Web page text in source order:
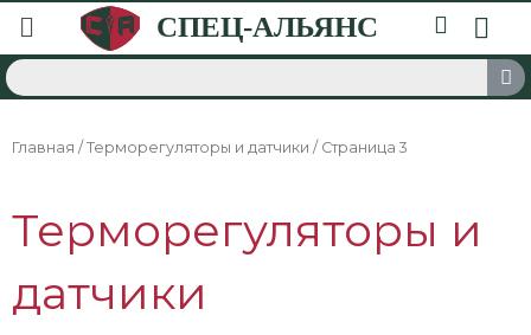
Главная / Терморегуляторы и датчики / Страница 3
Терморегуляторы и
датчики